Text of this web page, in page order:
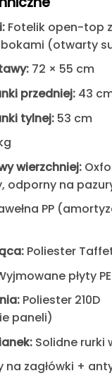
Fotelik open-top z
(otwarty
72 × 55 cm
przedniej:43
tylnej:53 cm
wierzchniej:
odporny na
PP
Poliester
płyty PE
Poliester 210D
paneli)
Solidne rurki
na zagłówki +